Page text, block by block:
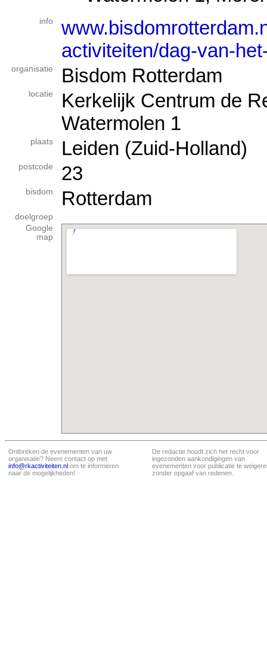
info
activiteiten/dag-van-
organisatie Bisdom Rotterdam
locatie
Kerkelijk Centrum de
Watermolen 1
plaats Leiden (Zuid-Holland)
postcode 23
bisdom Rotterdam
doelgroep
Google
map
Ontbreken de evenementen van uw
organisatie? Neem contact op met
info@rkactiviteiten.nl om te informeren
naar de mogelijkheden!
De redactie houdt zich het recht voor
ingezonden aankondigingen van
evenementen voor publicatie te
zonder opgaaf van redenen.